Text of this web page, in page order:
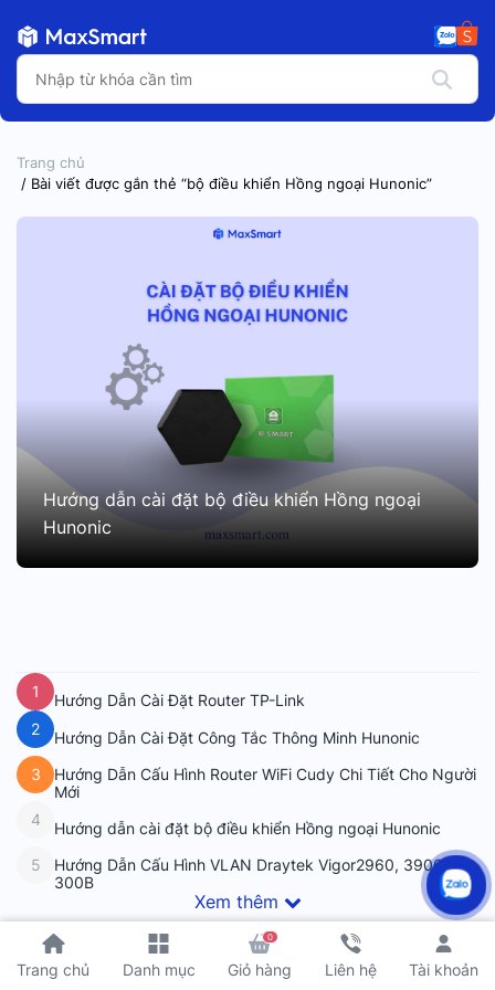
Trang chủ Danh mục
0
Giỏ hàng Liên hệ Tài khoản
Trang chủ
/ Bài viết được gắn thẻ “bộ điều khiển Hồng ngoại Hunonic”
Hướng dẫn cài đặt bộ điều khiển Hồng ngoại
Hunonic
1
Hướng Dẫn Cài Đặt Router TP-Link
2
Hướng Dẫn Cài Đặt Công Tắc Thông Minh Hunonic
3
Hướng Dẫn Cấu Hình Router WiFi Cudy Chi Tiết Cho Người
Mới
4
Hướng dẫn cài đặt bộ điều khiển Hồng ngoại Hunonic
5
Hướng Dẫn Cấu Hình VLAN Draytek Vigor2960, 3900,
300B
Xem thêm